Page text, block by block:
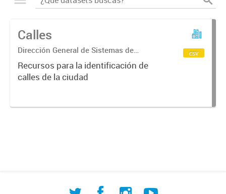
Calles
Dirección General de Sistemas de
Información Geográfica
Recursos para la identificación de
calles de la ciudad
csv